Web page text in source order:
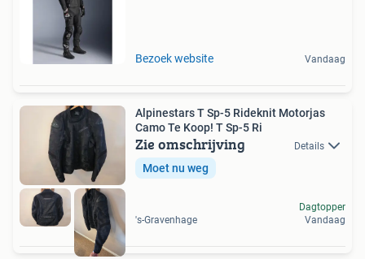
Bezoek website Vandaag
Alpinestars T Sp-5 Rideknit Motorjas
Camo Te Koop! T Sp-5 Ri
Zie omschrijving Details
Moet nu weg
's-Gravenhage
Dagtopper
Vandaag